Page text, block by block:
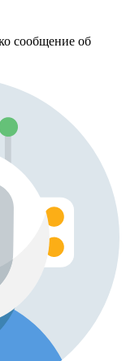
сообщение об